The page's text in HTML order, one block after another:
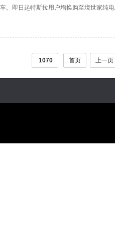
车。即日起特斯拉用户增换购至境世家纯
1070 首页 上一页